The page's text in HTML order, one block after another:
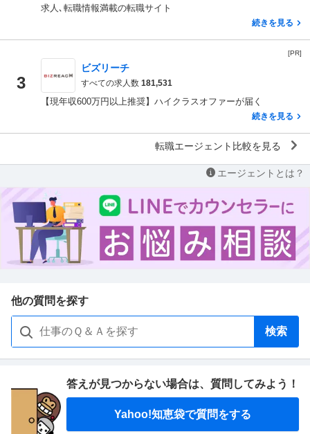
求人､転職情報満載の転職サイト
続きを見る
[PR]
3
ビズリーチ
すべての求人数 181,531
【現年収600万円以上推奨】ハイクラスオファーが届く
続きを見る
転職エージェント比較を見る
エージェントとは？
他の質問を探す
検索
答えが見つからない場合は、 質問してみよう！
Yahoo!知恵袋で質問をする